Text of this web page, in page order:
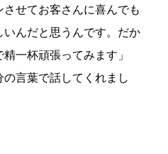
せてお客さんに喜んでも
んだと思うんです。だか
一杯頑張ってみます」
言葉で話してくれまし